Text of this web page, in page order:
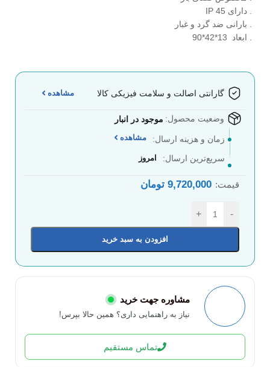
. دارای IP 45
. بارانی ضد گرد و غبار
. ابعاد 13*42*90
گارانتی اصالت و سلامت فیزیکی کالا مشاهده
وضعیت محصول: موجود در انبار
زمان و هزینه ارسال: مشاهده
سریع‌ترین ارسال: امروز
قیمت: 9,720,000 تومان
-
+
افزودن به سبد خرید
مشاوره جهت خرید
نیاز به راهنمایی داری؟ همین حالا بپرس!
تماس مستقیم